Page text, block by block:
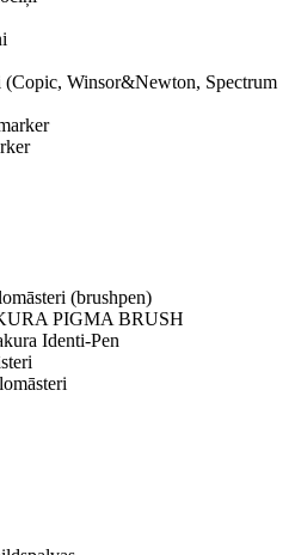
Winsor&Newton, Spectrum
(brushpen)
PIGMA BRUSH
Identi-Pen